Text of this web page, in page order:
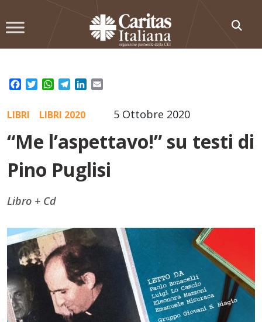
to
Facebook
TwitterWhatsApp
TelegramLinkedIn
5 Ottobre 2020
LIBRI LIBRI 2020
“Me l’aspettavo!” su testi di
Pino Puglisi
Libro + Cd